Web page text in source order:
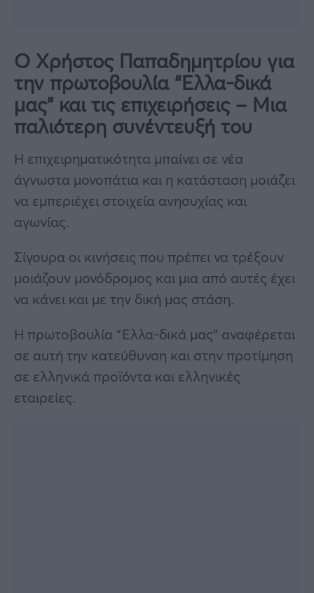
Ο Χρήστος Παπαδημητρίου για
την πρωτοβουλία “Ελλα-δικά
μας” και τις επιχειρήσεις – Μια
παλιότερη συνέντευξή του
Η επιχειρηματικότητα μπαίνει σε νέα
άγνωστα μονοπάτια και η κατάσταση μοιάζει
να εμπεριέχει στοιχεία ανησυχίας και
αγωνίας.
Σίγουρα οι κινήσεις που πρέπει να τρέξουν
μοιάζουν μονόδρομος και μια από αυτές έχει
να κάνει και με την δική μας στάση.
Η πρωτοβουλία “Ελλα-δικά μας” αναφέρεται
σε αυτή την κατεύθυνση και στην προτίμηση
σε ελληνικά προϊόντα και ελληνικές
εταιρείες.